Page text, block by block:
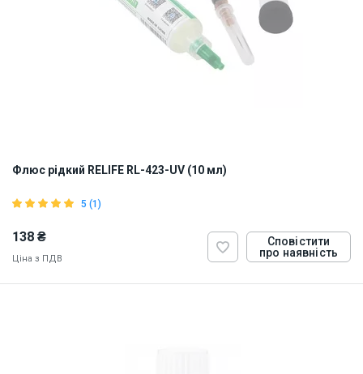
Флюс рідкий RELIFE RL-423-UV (10 мл)
5 (1)
138 ₴
Ціна з ПДВ
Сповістити
про наявність